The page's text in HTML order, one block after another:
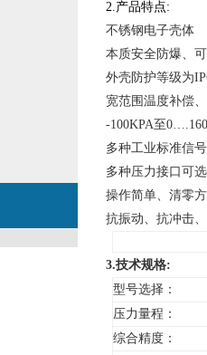
2.产品特点:
不锈钢电子壳体
本质安全防爆、 可
外壳防护等级为
宽范围温度补偿
-100KPA至0….16
多种工业标准信
多种压力接口可
操作简单、 清零
抗振动、 抗冲击
3.技术规格:
型号选择 ：
压力量程：
综合精度：